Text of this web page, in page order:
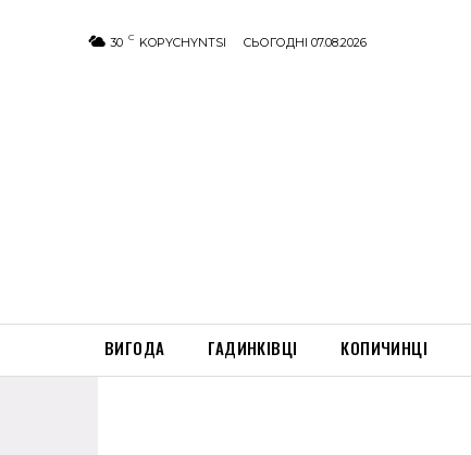
30 C KOPYCHYNTSI СЬОГОДНІ 07.08.2026
ВИГОДА ГАДИНКІВЦІ КОПИЧИНЦІ